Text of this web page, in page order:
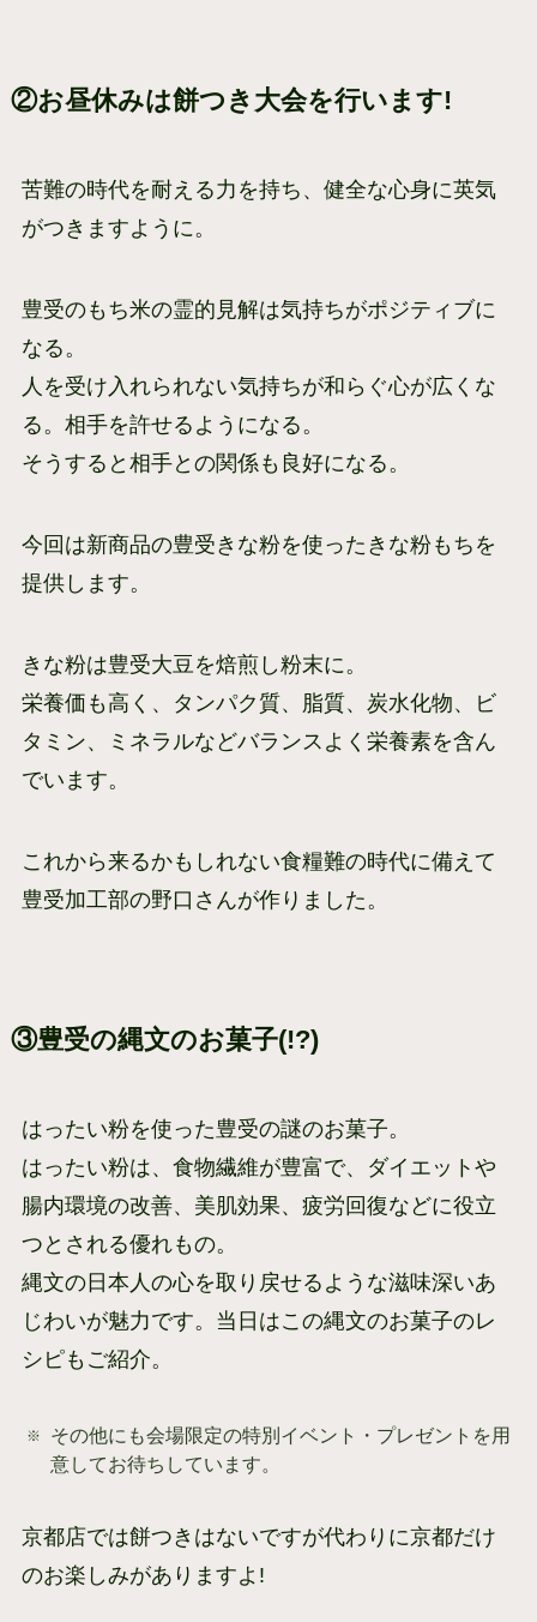
②お昼休みは餅つき大会を行います!
苦難の時代を耐える力を持ち、健全な心身に英気
がつきますように。
豊受のもち米の霊的見解は気持ちがポジティブに
なる。
人を受け入れられない気持ちが和らぐ心が広くな
る。相手を許せるようになる。
そうすると相手との関係も良好になる。
今回は新商品の豊受きな粉を使ったきな粉もちを
提供します。
きな粉は豊受大豆を焙煎し粉末に。
栄養価も高く、タンパク質、脂質、炭水化物、ビ
タミン、ミネラルなどバランスよく栄養素を含ん
でいます。
これから来るかもしれない食糧難の時代に備えて
豊受加工部の野口さんが作りました。
③豊受の縄文のお菓子(!?)
はったい粉を使った豊受の謎のお菓子。
はったい粉は、食物繊維が豊富で、ダイエットや
腸内環境の改善、美肌効果、疲労回復などに役立
つとされる優れもの。
縄文の日本人の心を取り戻せるような滋味深いあ
じわいが魅力です。当日はこの縄文のお菓子のレ
シピもご紹介。
その他にも会場限定の特別イベント・プレゼントを用
意してお待ちしています。
京都店では餅つきはないですが代わりに京都だけ
のお楽しみがありますよ!